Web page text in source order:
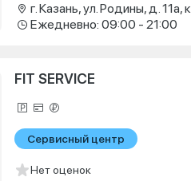
г. Казань, ул. Родины, д. 11а,
Ежедневно: 09:00 - 21:00
FIT SERVICE
Сервисный центр
Нет оценок